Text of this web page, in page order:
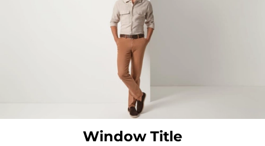
-69%
Window Title